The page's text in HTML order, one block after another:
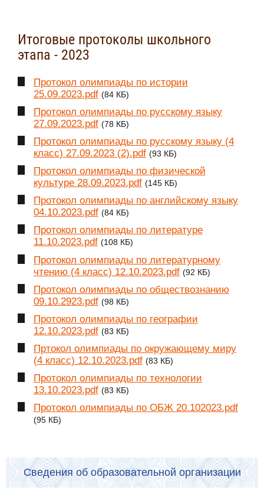
Итоговые протоколы школьного
этапа - 2023
Протокол олимпиады по истории
25.09.2023.pdf (84 КБ)
Протокол олимпиады по русскому языку
27.09.2023.pdf (78 КБ)
Протокол олимпиады по русскому языку (4
класс) 27.09.2023 (2).pdf (93 КБ)
Протокол олимпиады по физической
культуре 28.09.2023.pdf (145 КБ)
Протокол олимпиады по английскому языку
04.10.2023.pdf (84 КБ)
Протокол олимпиады по литературе
11.10.2023.pdf (108 КБ)
Протокол олимпиады по литературному
чтению (4 класс) 12.10.2023.pdf (92 КБ)
Протокол олимпиады по обществознанию
09.10.2923.pdf (98 КБ)
Протокол олимпиады по географии
12.10.2023.pdf (83 КБ)
Пртокол олимпиады по окружающему миру
(4 класс) 12.10.2023.pdf (83 КБ)
Протокол олимпиады по технологии
13.10.2023.pdf (83 КБ)
Протокол олимпиады по ОБЖ 20.102023.pdf
(95 КБ)
Сведения об образовательной организации